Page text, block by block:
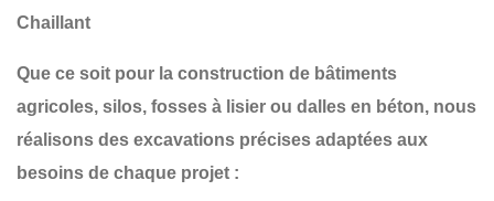
Chaillant
Que ce soit pour la construction de bâtiments
agricoles, silos, fosses à lisier ou dalles en béton, nous
réalisons des excavations précises adaptées aux
besoins de chaque projet :